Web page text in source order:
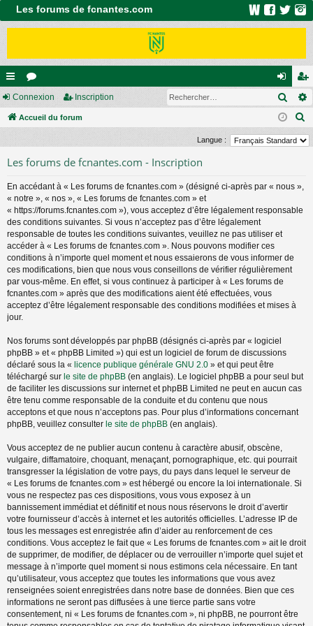
Les forums de fcnantes.com
ac
co
ci
s
or
u
s
on
ne
xi
ns
cri
pti
Connexion Inscription
Accueil du forum
c
Langue :
Les forums de fcnantes.com - Inscription
En accédant à « Les forums de fcnantes.com » (désigné ci-après par « nous »,
« notre », « nos », « Les forums de fcnantes.com » et
« https://forums.fcnantes.com »), vous acceptez d’être légalement responsable
des conditions suivantes. Si vous n’acceptez pas d’être légalement
responsable de toutes les conditions suivantes, veuillez ne pas utiliser et
accéder à « Les forums de fcnantes.com ». Nous pouvons modifier ces
conditions à n’importe quel moment et nous essaierons de vous informer de
ces modifications, bien que nous vous conseillons de vérifier régulièrement
par vous-même. En effet, si vous continuez à participer à « Les forums de
fcnantes.com » après que des modifications aient été effectuées, vous
acceptez d’être légalement responsable des conditions modifiées et mises à
jour.
Nos forums sont développés par phpBB (désignés ci-après par « logiciel
phpBB » et « phpBB Limited ») qui est un logiciel de forum de discussions
déclaré sous la « licence publique générale GNU 2.0 » et qui peut être
téléchargé sur le site de phpBB (en anglais). Le logiciel phpBB a pour seul but
de faciliter les discussions sur internet et phpBB Limited ne peut en aucun cas
être tenu comme responsable de la conduite et du contenu que nous
acceptons et que nous n’acceptons pas. Pour plus d’informations concernant
phpBB, veuillez consulter le site de phpBB (en anglais).
Vous acceptez de ne publier aucun contenu à caractère abusif, obscène,
vulgaire, diffamatoire, choquant, menaçant, pornographique, etc. qui pourrait
transgresser la législation de votre pays, du pays dans lequel le serveur de
« Les forums de fcnantes.com » est hébergé ou encore la loi internationale. Si
vous ne respectez pas ces dispositions, vous vous exposez à un
bannissement immédiat et définitif et nous nous réservons le droit d’avertir
votre fournisseur d’accès à internet et les autorités officielles. L’adresse IP de
tous les messages est enregistrée afin d’aider au renforcement de ces
conditions. Vous acceptez le fait que « Les forums de fcnantes.com » ait le droit
de supprimer, de modifier, de déplacer ou de verrouiller n’importe quel sujet et
message à n’importe quel moment si nous estimons cela nécessaire. En tant
qu’utilisateur, vous acceptez que toutes les informations que vous avez
renseignées soient enregistrées dans notre base de données. Bien que ces
informations ne seront pas diffusées à une tierce partie sans votre
consentement, ni « Les forums de fcnantes.com », ni phpBB, ne pourront être